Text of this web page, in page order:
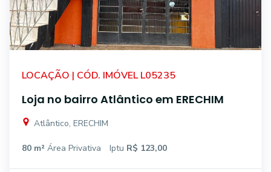
LOCAÇÃO | CÓD. IMÓVEL L05235
Loja no bairro Atlântico em ERECHIM
Atlântico, ERECHIM
80 m² Área Privativa Iptu R$ 123,00